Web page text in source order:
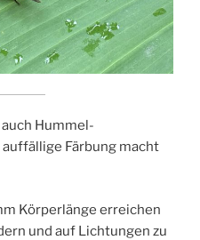
Hummel-
Färbung macht
Körperlänge erreichen
und auf Lichtungen zu